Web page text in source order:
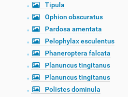
Tipula
Ophion obscuratus
Pardosa amentata
Pelophylax esculentus
Phaneroptera falcata
Planuncus tingitanus
Planuncus tingitanus
Polistes dominula